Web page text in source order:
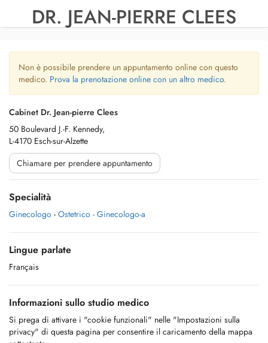
DR. JEAN-PIERRE CLEES
Non è possibile prendere un appuntamento online con questo
medico. Prova la prenotazione online con un altro medico.
Cabinet Dr. Jean-pierre Clees
50 Boulevard J.-F. Kennedy,
L-4170 Esch-sur-Alzette
Chiamare per prendere appuntamento
Specialità
Ginecologo - Ostetrico - Ginecologo-a
Lingue parlate
Français
Informazioni sullo studio medico
Si prega di attivare i "cookie funzionali" nelle "Impostazioni sulla
privacy" di questa pagina per consentire il caricamento della mappa